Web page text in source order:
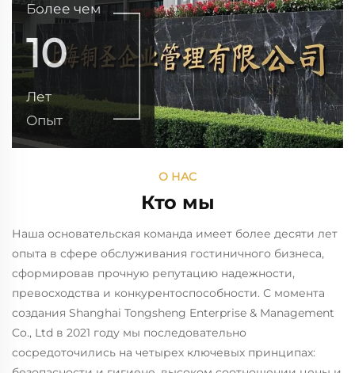
Более чем
10
Лет
Опыт
О НАС
Кто мы
Наша основательская команда имеет более десяти лет
опыта в сфере обслуживания гостиничного бизнеса,
сформировав прочную репутацию надежности,
превосходства и конкурентоспособности. С момента
создания Shanghai Tongsheng Enterprise & Management
Co., Ltd в 2021 году мы последовательно
сосредоточились на четырех ключевых принципах: